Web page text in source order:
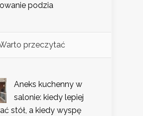
podzia
przeczytać
Aneks kuchenny w
salonie: kiedy lepiej
stół, a kiedy wyspę